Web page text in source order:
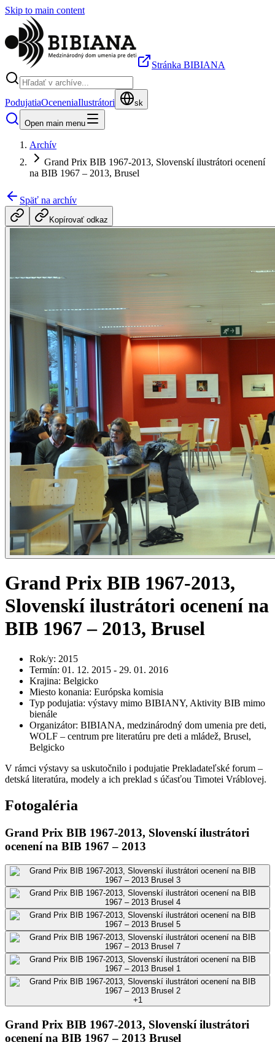
Skip to main content
Stránka BIBIANA
PodujatiaOceneniaIlustrátori sk
Open main menu
Archív
Grand Prix BIB 1967-2013, Slovenskí ilustrátori ocenení
na BIB 1967 – 2013, Brusel
Späť na archív
Kopírovať odkaz
Grand Prix BIB 1967-2013,
Slovenskí ilustrátori ocenení na
BIB 1967 – 2013, Brusel
Rok/y: 2015
Termín: 01. 12. 2015 - 29. 01. 2016
Krajina: Belgicko
Miesto konania: Európska komisia
Typ podujatia: výstavy mimo BIBIANY, Aktivity BIB mimo
bienále
Organizátor: BIBIANA, medzinárodný dom umenia pre deti,
WOLF – centrum pre literatúru pre deti a mládež, Brusel,
Belgicko
V rámci výstavy sa uskutočnilo i podujatie Prekladateľské forum –
detská literatúra, modely a ich preklad s účasťou Timotei Vráblovej.
Fotogaléria
Grand Prix BIB 1967-2013, Slovenskí ilustrátori
ocenení na BIB 1967 – 2013
+1
Grand Prix BIB 1967-2013, Slovenskí ilustrátori
ocenení na BIB 1967 – 2013 Brusel